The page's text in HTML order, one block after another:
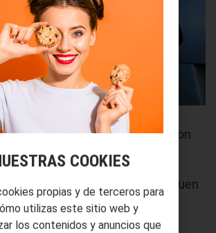
en los coches tradicionales son
y generan más calor en
las
bombillas LED.
Aunque siguen
su durabilidad es menor y
para operar que las LED.
COOKIES
propias y de terceros para
utilizas este sitio web y
los contenidos y anuncios que